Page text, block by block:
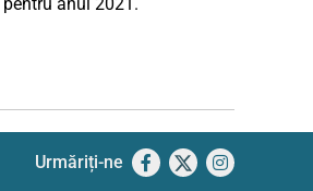
Urmăriți-ne Facebook
X Instagram